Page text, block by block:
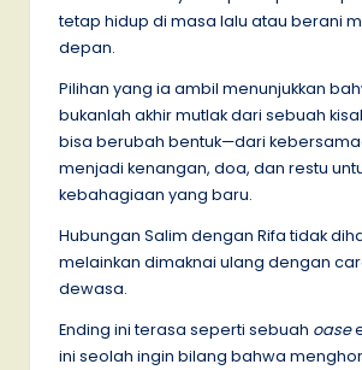
tetap hidup di masa lalu atau berani
depan.
Pilihan yang ia ambil menunjukkan
bukanlah akhir mutlak dari sebuah
bisa berubah bentuk—dari
menjadi kenangan, doa, dan restu
kebahagiaan yang baru.
Hubungan Salim dengan Rifa tidak
melainkan dimaknai ulang dengan
dewasa.
Ending ini terasa seperti sebuah oase
ini seolah ingin bilang bahwa